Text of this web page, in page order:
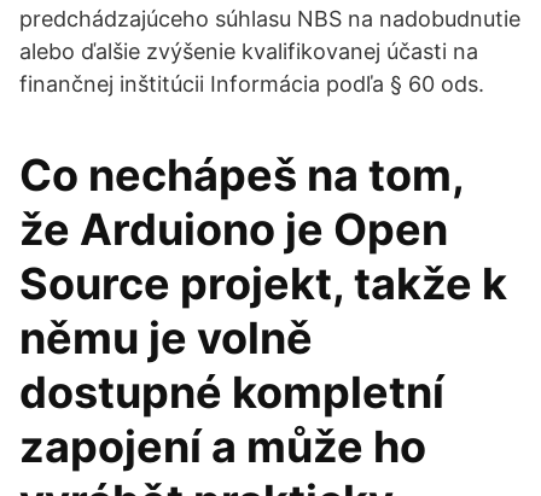
predchádzajúceho súhlasu NBS na nadobudnutie
alebo ďalšie zvýšenie kvalifikovanej účasti na
finančnej inštitúcii Informácia podľa § 60 ods.
Co nechápeš na tom,
že Arduiono je Open
Source projekt, takže k
němu je volně
dostupné kompletní
zapojení a může ho